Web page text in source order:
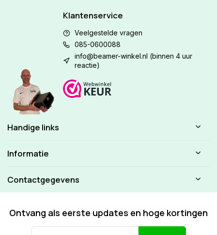
Klantenservice
Veelgestelde vragen
085-0600088
info@beamer-winkel.nl (binnen 4 uur
reactie)
Handige links
Informatie
Contactgegevens
Ontvang als eerste updates en hoge kortingen